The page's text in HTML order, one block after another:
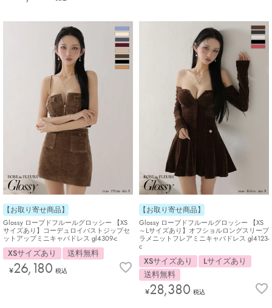
【お取り寄せ商品】
Glossy ローブドフルールグロッシー 【XS
サイズあり】コーデュロイバストジップセ
ットアップミニキャバドレス gl4309-c
XSサイズあり 送料無料
¥26,180 税込
【お取り寄せ商品】
Glossy ローブドフルールグロッシー 【XS
～Lサイズあり】オフショルロングスリーブ
ラメニットフレアミニキャバドレス gl4123-
c
XSサイズあり
Lサイズあり
送料無料
¥28,380 税込